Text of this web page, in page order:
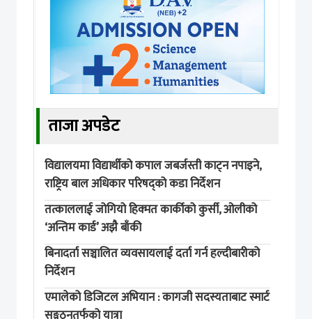
ताजा अपडेट
विद्यालयमा विद्यार्थीको कपाल जबर्जस्ती काट्न नपाइने,
राष्ट्रिय बाल अधिकार परिषद्को कडा निर्देशन
तत्काललाई जोगियो हिक्मत कार्कीको कुर्सी, ओलीको
‘अन्तिम कार्ड’ अझै बाँकी
बिनादर्ता सञ्चालित व्यवसायलाई दर्ता गर्न हल्दीबारीको
निर्देशन
एमालेको डिजिटल अभियान : कागजी सदस्यताबाट स्मार्ट